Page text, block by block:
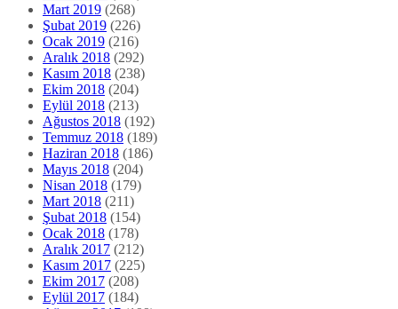
Mart 2019 (268)
Şubat 2019 (226)
Ocak 2019 (216)
Aralık 2018 (292)
Kasım 2018 (238)
Ekim 2018 (204)
Eylül 2018 (213)
Ağustos 2018 (192)
Temmuz 2018 (189)
Haziran 2018 (186)
Mayıs 2018 (204)
Nisan 2018 (179)
Mart 2018 (211)
Şubat 2018 (154)
Ocak 2018 (178)
Aralık 2017 (212)
Kasım 2017 (225)
Ekim 2017 (208)
Eylül 2017 (184)